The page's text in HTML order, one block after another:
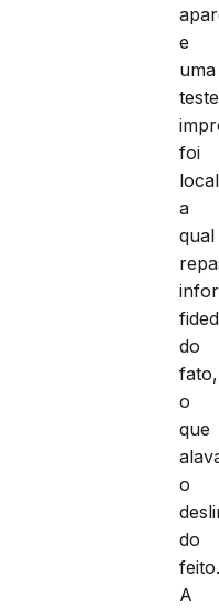
e
uma
foi
a
qual
do
fato,
o
que
o
do
A